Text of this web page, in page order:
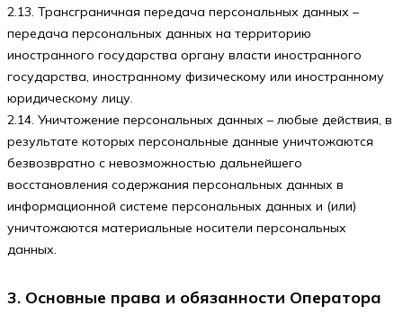
2.13. Трансграничная передача персональных данных –
передача персональных данных на территорию
иностранного государства органу власти иностранного
государства, иностранному физическому или иностранному
юридическому лицу.
2.14. Уничтожение персональных данных – любые действия, в
результате которых персональные данные уничтожаются
безвозвратно с невозможностью дальнейшего
восстановления содержания персональных данных в
информационной системе персональных данных и (или)
уничтожаются материальные носители персональных
данных.
3. Основные права и обязанности Оператора